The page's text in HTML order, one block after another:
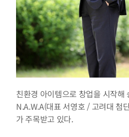
친환경 아이템으로 창업을 시작해
N.A.W.A(대표 서영호 / 고려대 첨
가 주목받고 있다.